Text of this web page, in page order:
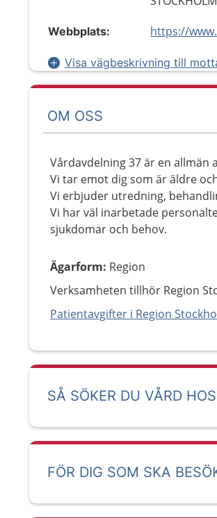
Webbplats: https://
Visa vägbeskrivning till
OM OSS
Vårdavdelning 37 är en allmän
Vi tar emot dig som är äldre
Vi erbjuder utredning,
Vi har väl inarbetade
sjukdomar och behov.
Ägarform: Region
Verksamheten tillhör Region
Patientavgifter i Region
SÅ SÖKER DU VÅRD
FÖR DIG SOM SKA